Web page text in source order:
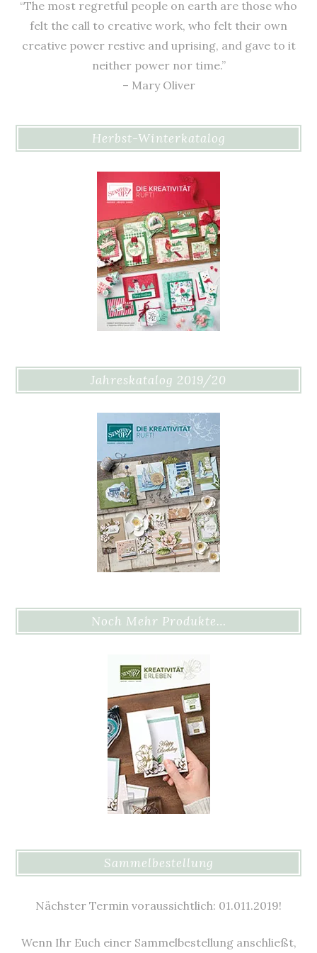
“The most regretful people on earth are those who
felt the call to creative work, who felt their own
creative power restive and uprising, and gave to it
neither power nor time.”
– Mary Oliver
Herbst-Winterkatalog
Jahreskatalog 2019/20
Noch Mehr Produkte…
Sammelbestellung
Nächster Termin voraussichtlich: 01.011.2019!
Wenn Ihr Euch einer Sammelbestellung anschließt,